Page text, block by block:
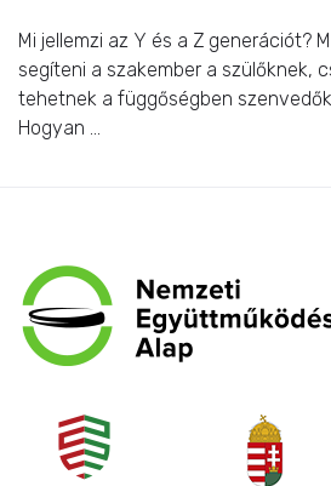
Mi jellemzi az Y és a Z generációt?
segíteni a szakember a szülőknek,
tehetnek a függőségben
Hogyan ...